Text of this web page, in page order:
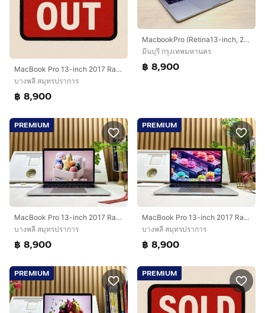
MacBook Pro 13-inch 2017 Ram8GB SSD256GB Two Thunderbolt 3ports SpaceGray
บางพลี สมุทรปราการ
฿ 8,900
MacbookPro (Retina13-inch, 2018) Touchbar i5 2.3Ghz SSD 256Gb Ram 8Gb สีสเปซเกรย์ สุดคุ้ม
มีนบุรี กรุงเทพมหานคร
฿ 8,900
PREMIUM
MacBook Pro 13-inch 2017 Ram8GB SSD256GB Silver
บางพลี สมุทรปราการ
฿ 8,900
PREMIUM
MacBook Pro 13-inch 2017 Ram8GB SSD256GB Silver
บางพลี สมุทรปราการ
฿ 8,900
PREMIUM PREMIUM